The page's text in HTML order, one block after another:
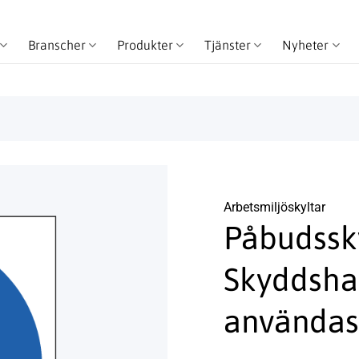
Branscher Produkter Tjänster Nyheter
Arbetsmiljö­­skyltar
användas